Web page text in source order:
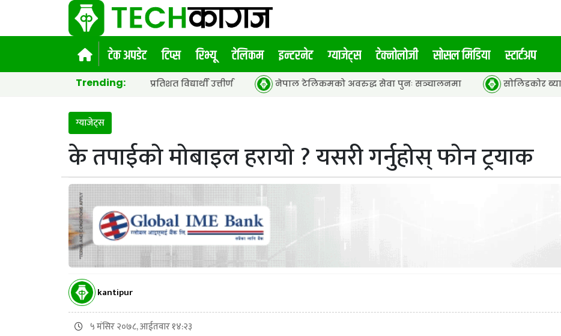
टेक अपडेट टिप्स रिभ्यू टेलिकम इन्टरनेट ग्याजेट्स टेक्नोलोजी सोसल मिडिया स्टार्टअप
Trending:
सार्वजनिक, ६५.९८ प्रतिशत विद्यार्थी उत्तीर्ण नेपाल टेलिकमको अवरुद्ध सेवा पुनः सञ्चालनमा सोलिडकोर ब्याट्री र हाइब्रिड
ग्याजेट्स
के तपाईको मोबाइल हरायो ? यसरी गर्नुहोस् फोन ट्रयाक
kantipur
५ मंसिर २०७८, आईतवार १४:२३